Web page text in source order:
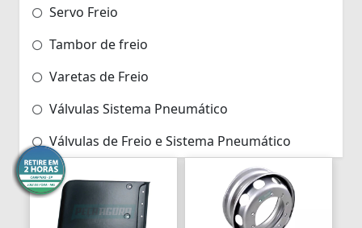
Servo Freio
Tambor de freio
Varetas de Freio
Válvulas Sistema Pneumático
Válvulas de Freio e Sistema Pneumático